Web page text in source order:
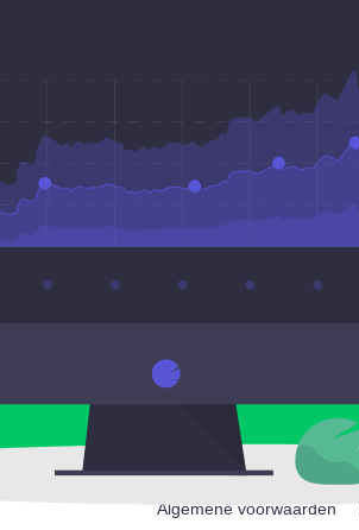
Algemene voorwaarden